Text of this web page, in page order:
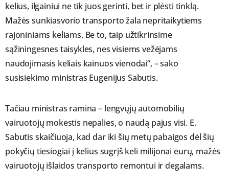
kelius, ilgainiui ne tik juos gerinti, bet ir plėsti tinklą.
Mažės sunkiasvorio transporto žala nepritaikytiems
rajoniniams keliams. Be to, taip užtikrinsime
sąžiningesnes taisykles, nes visiems vežėjams
naudojimasis keliais kainuos vienodai“, – sako
susisiekimo ministras Eugenijus Sabutis.
Tačiau ministras ramina – lengvųjų automobilių
vairuotojų mokestis nepalies, o naudą pajus visi. E.
Sabutis skaičiuoja, kad dar iki šių metų pabaigos dėl šių
pokyčių tiesiogiai į kelius sugrįš keli milijonai eurų, mažės
vairuotojų išlaidos transporto remontui ir degalams.